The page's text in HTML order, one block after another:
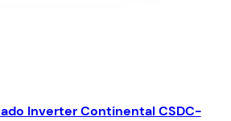
Inverter Continental CSDC-